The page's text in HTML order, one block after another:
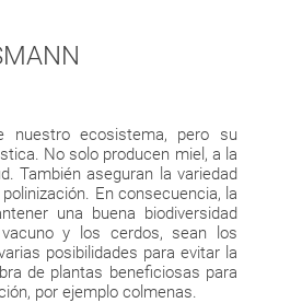
nuestro ecosistema, pero su
No solo producen miel, a la
También aseguran la variedad
En consecuencia, la
una buena biodiversidad
y los cerdos, sean los
posibilidades para evitar la
de plantas beneficiosas para
por ejemplo colmenas.